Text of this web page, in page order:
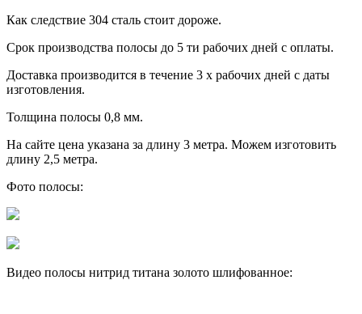
Как следствие 304 сталь стоит дороже.
Срок производства полосы до 5 ти рабочих дней с оплаты.
Доставка производится в течение 3 х рабочих дней с даты
изготовления.
Толщина полосы 0,8 мм.
На сайте цена указана за длину 3 метра. Можем изготовить
длину 2,5 метра.
Фото полосы:
Видео полосы нитрид титана золото шлифованное: